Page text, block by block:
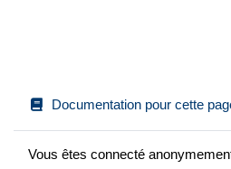
Documentation pour cette
Vous êtes connecté